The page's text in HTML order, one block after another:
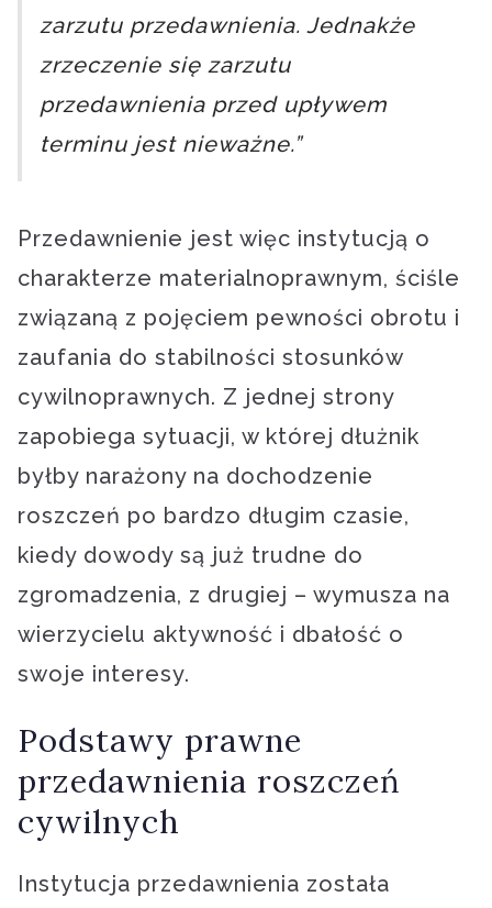
zarzutu przedawnienia. Jednakże
zrzeczenie się zarzutu
przedawnienia przed upływem
terminu jest nieważne.”
Przedawnienie jest więc instytucją o
charakterze materialnoprawnym, ściśle
związaną z pojęciem pewności obrotu i
zaufania do stabilności stosunków
cywilnoprawnych. Z jednej strony
zapobiega sytuacji, w której dłużnik
byłby narażony na dochodzenie
roszczeń po bardzo długim czasie,
kiedy dowody są już trudne do
zgromadzenia, z drugiej – wymusza na
wierzycielu aktywność i dbałość o
swoje interesy.
Podstawy prawne
przedawnienia roszczeń
cywilnych
Instytucja przedawnienia została